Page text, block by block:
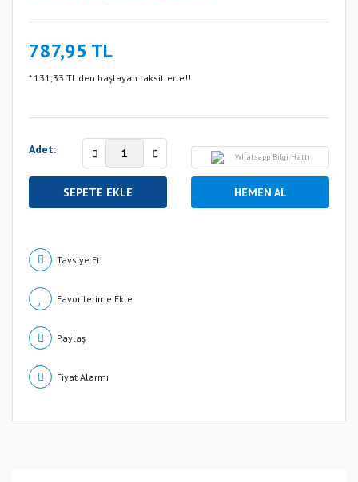
787,95 TL
* 131,33 TL den başlayan taksitlerle!!
Adet:
Whatsapp Bilgi Hattı
SEPETE EKLE HEMEN AL
Tavsiye Et
Paylaş
Fiyat Alarmı